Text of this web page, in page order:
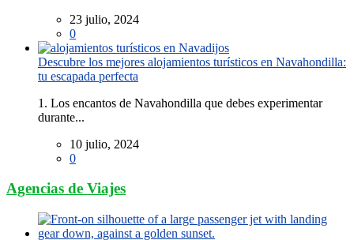
23 julio, 2024
0
Descubre los mejores alojamientos turísticos en Navahondilla:
tu escapada perfecta
1. Los encantos de Navahondilla que debes experimentar
durante...
10 julio, 2024
0
Agencias de Viajes